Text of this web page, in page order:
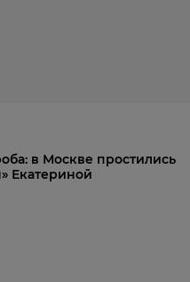
в Москве простились
Екатериной